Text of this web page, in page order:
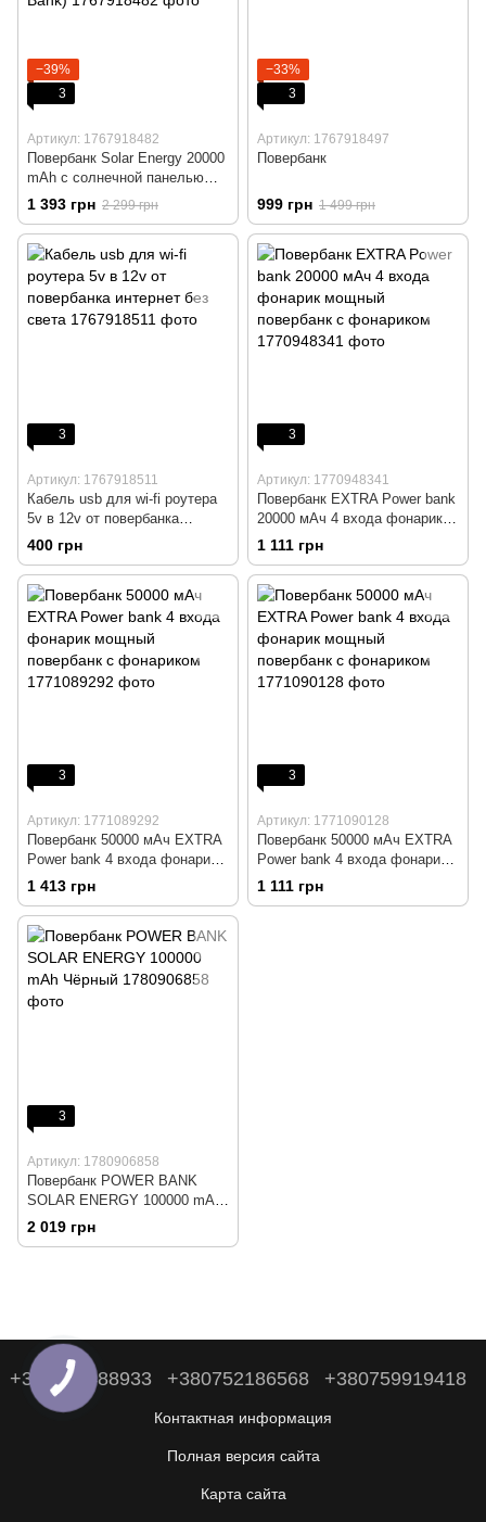
−39%
3
Артикул: 1767918482
Повербанк Solar Energy 20000
mAh с солнечной панелью
(универсальная мобильная
батарея Power Bank)
1 393 грн 2 299 грн
−33%
3
Артикул: 1767918497
Повербанк
999 грн 1 499 грн
3
Артикул: 1767918511
Кабель usb для wi-fi роутера
5v в 12v от повербанка
интернет без света
400 грн
3
Артикул: 1770948341
Повербанк EXTRA Power bank
20000 мАч 4 входа фонарик
мощный повербанк с
фонариком
1 111 грн
3
Артикул: 1771089292
Повербанк 50000 мАч EXTRA
Power bank 4 входа фонарик
мощный повербанк с
фонариком
1 413 грн
3
Артикул: 1771090128
Повербанк 50000 мАч EXTRA
Power bank 4 входа фонарик
мощный повербанк с
фонариком
1 111 грн
3
Артикул: 1780906858
Повербанк POWER BANK
SOLAR ENERGY 100000 mAh
Чёрный
2 019 грн
+380938488933 +380752186568 +380759919418
Контактная информация
Полная версия сайта
Карта сайта